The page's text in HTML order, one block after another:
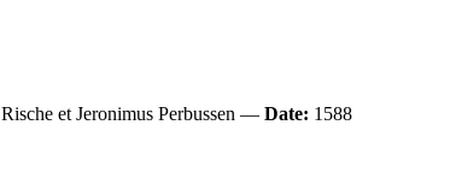
et Jeronimus Perbussen — Date: 1588